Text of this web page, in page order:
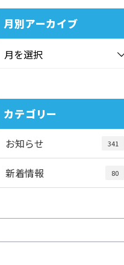
月別アーカイブ
月を選択
カテゴリー
お知らせ 341
新着情報 80